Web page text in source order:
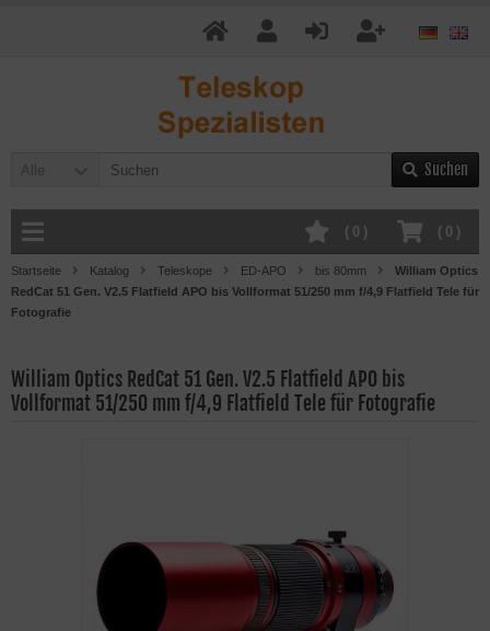
Alle Suchen
( 0 )
( 0 )
Startseite Katalog Teleskope ED-APO bis 80mm
William Optics
RedCat 51 Gen. V2.5 Flatfield APO bis Vollformat 51/250 mm f/4,9 Flatfield Tele für
Fotografie
William Optics RedCat 51 Gen. V2.5 Flatfield APO bis
Vollformat 51/250 mm f/4,9 Flatfield Tele für Fotografie